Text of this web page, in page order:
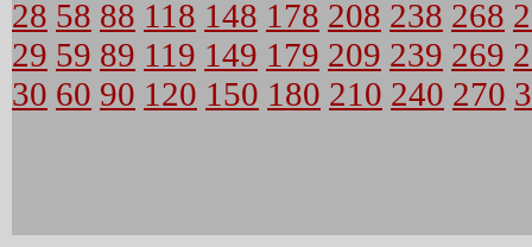
28 58 88 118 148 178 208 238 268
29 59 89 119 149 179 209 239 269
30 60 90 120 150 180 210 240 270